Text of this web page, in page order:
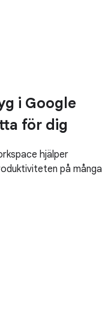
i Google
för dig
hjälper
på många